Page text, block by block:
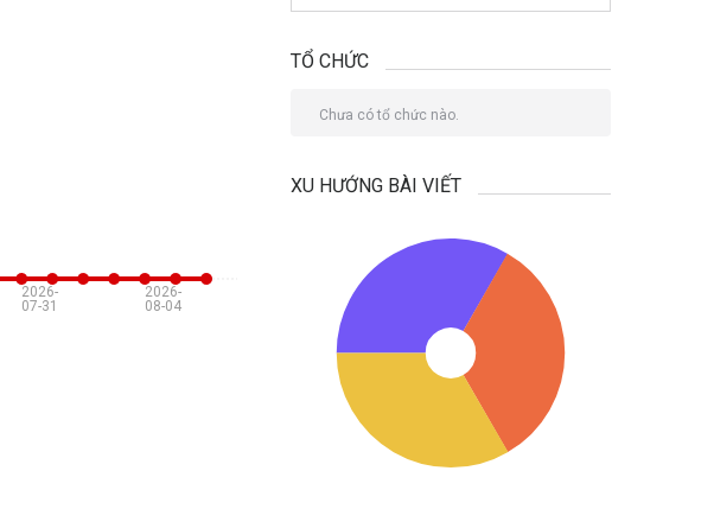
2026-
07-31
2026-
08-04
TỔ CHỨC
Chưa có tổ chức nào.
XU HƯỚNG BÀI VIẾT